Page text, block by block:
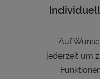
Auf
jederzeit um